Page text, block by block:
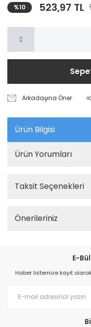
%10 523,97 TL
Arkadaşına Öner
Ürün Bilgisi
Ürün Yorumları
Taksit Seçenekleri
Önerileriniz
E-
Haber listemize kayıt